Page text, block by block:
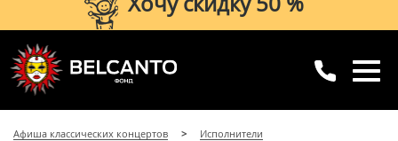
8 (499) 923-22-78
Афиша классических концертов
Исполнители